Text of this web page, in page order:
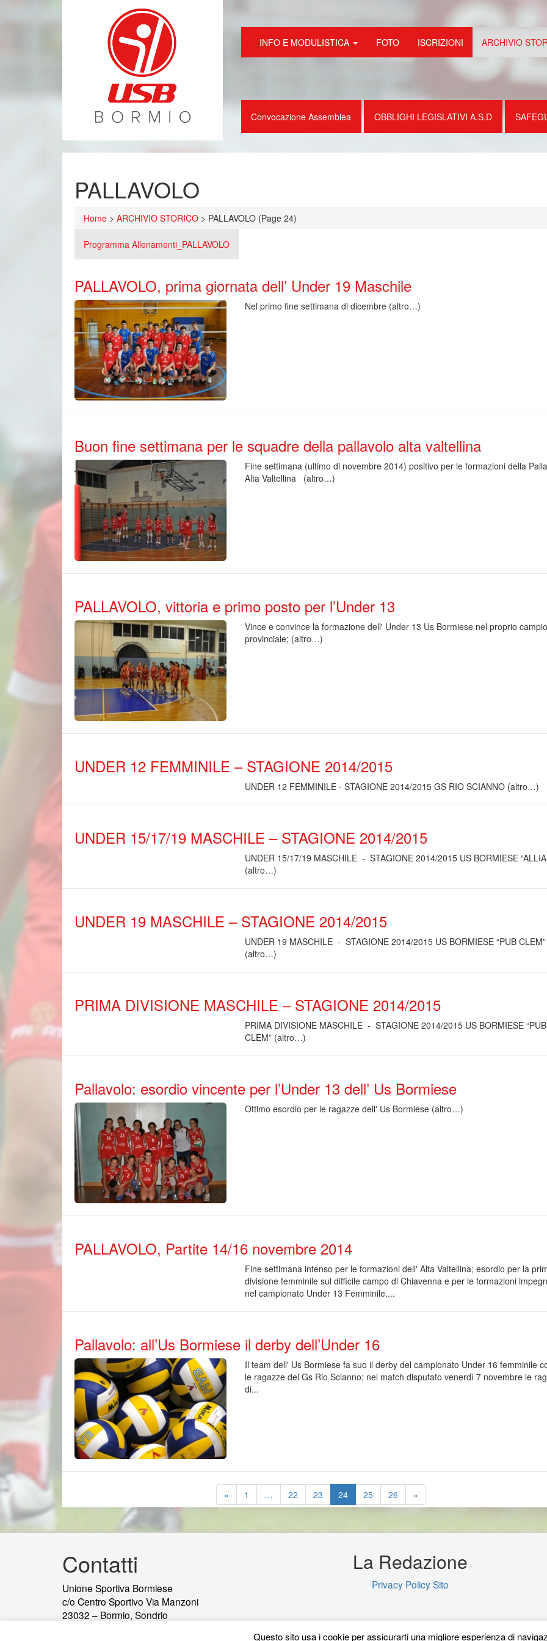
INFO E MODULISTICA FOTO ISCRIZIONI ARCHIVIO
Convocazione Assemblea OBBLIGHI LEGISLATIVI A.S.D
PALLAVOLO
Home > ARCHIVIO STORICO > PALLAVOLO (Page 24)
Programma Allenamenti_PALLAVOLO
PALLAVOLO, prima giornata dell’ Under 19 Maschile
Nel primo fine settimana di dicembre (altro…)
Buon fine settimana per le squadre della pallavolo alta valtellina
Fine settimana (ultimo di novembre 2014) positivo per le formazioni della
Alta Valtellina (altro…)
PALLAVOLO, vittoria e primo posto per l’Under 13
Vince e convince la formazione dell' Under 13 Us Bormiese nel proprio
provinciale; (altro…)
UNDER 12 FEMMINILE – STAGIONE 2014/2015
UNDER 12 FEMMINILE - STAGIONE 2014/2015 GS RIO SCIANNO (altro…)
UNDER 15/17/19 MASCHILE – STAGIONE 2014/2015
UNDER 15/17/19 MASCHILE - STAGIONE 2014/2015 US BORMIESE
(altro…)
UNDER 19 MASCHILE – STAGIONE 2014/2015
UNDER 19 MASCHILE - STAGIONE 2014/2015 US BORMIESE “PUB CLEM”
(altro…)
PRIMA DIVISIONE MASCHILE – STAGIONE 2014/2015
PRIMA DIVISIONE MASCHILE - STAGIONE 2014/2015 US BORMIESE “PUB
CLEM” (altro…)
Pallavolo: esordio vincente per l’Under 13 dell’ Us Bormiese
Ottimo esordio per le ragazze dell' Us Bormiese (altro…)
PALLAVOLO, Partite 14/16 novembre 2014
Fine settimana intenso per le formazioni dell' Alta Valtellina; esordio per la
divisione femminile sul difficile campo di Chiavenna e per le formazioni
nel campionato Under 13 Femminile....
Pallavolo: all’Us Bormiese il derby dell’Under 16
Il team dell' Us Bormiese fa suo il derby del campionato Under 16 femminile
le ragazze del Gs Rio Scianno; nel match disputato venerdì 7 novembre le
di...
« 1 … 22 23 24 25 26 »
Contatti
Unione Sportiva Bormiese
c/o Centro Sportivo Via Manzoni
23032 – Bormio, Sondrio
La Redazione
Privacy Policy Sito
Questo sito usa i cookie per assicurarti una migliore esperienza di